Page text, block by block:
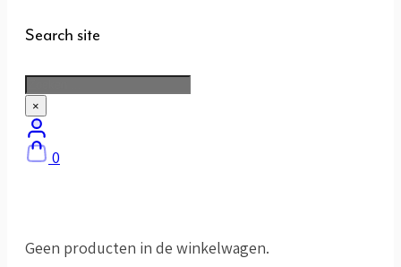
Search site
Zoeken
×
0
Geen producten in de winkelwagen.